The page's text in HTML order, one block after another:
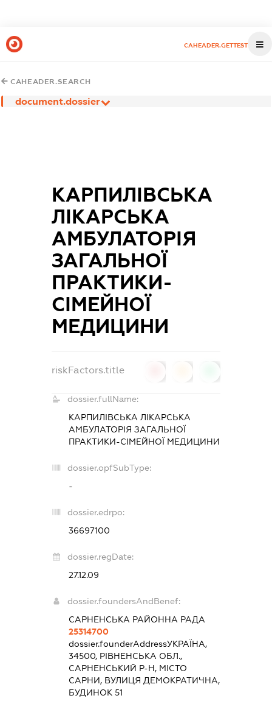
CAHEADER.GETTEST
CAHEADER.SEARCH
document.dossier
КАРПИЛІВСЬКА
ЛІКАРСЬКА
АМБУЛАТОРІЯ
ЗАГАЛЬНОЇ
ПРАКТИКИ-
СІМЕЙНОЇ
МЕДИЦИНИ
riskFactors.title
dossier.fullName:
КАРПИЛІВСЬКА ЛІКАРСЬКА
АМБУЛАТОРІЯ ЗАГАЛЬНОЇ
ПРАКТИКИ-СІМЕЙНОЇ МЕДИЦИНИ
dossier.opfSubType:
-
dossier.edrpo:
36697100
dossier.regDate:
27.12.09
dossier.foundersAndBenef:
САРНЕНСЬКА РАЙОННА РАДА
25314700
dossier.founderAddressУКРАЇНА,
34500, РІВНЕНСЬКА ОБЛ.,
САРНЕНСЬКИЙ Р-Н, МІСТО
САРНИ, ВУЛИЦЯ ДЕМОКРАТИЧНА,
БУДИНОК 51